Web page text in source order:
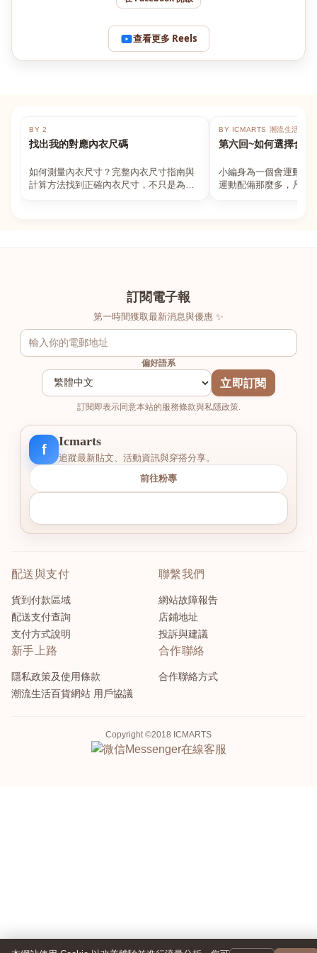
查看更多 Reels
BY 2
找出我的對應內衣尺碼
如何測量內衣尺寸？完整內衣尺寸指南與
計算方法找到正確內衣尺寸，不只是為了
BY ICMARTS 潮流生活百貨
第六回~如何選擇合適
小編身為一個會運動的
運動配備那麼多，凡舉
訂閱電子報
第一時間獲取最新消息與優惠 ✨
偏好語系
立即訂閱
訂閱即表示同意本站的服務條款與私隱政策.
f
Icmarts
追蹤最新貼文、活動資訊與穿搭分享。
前往粉專
配送與支付
貨到付款區域
配送支付查詢
支付方式說明
聯繫我們
網站故障報告
店鋪地址
投訴與建議
新手上路
隱私政策及使用條款
潮流生活百貨網站 用戶協議
合作聯絡
合作聯絡方式
Copyright ©2018 ICMARTS
Messenger在線客服